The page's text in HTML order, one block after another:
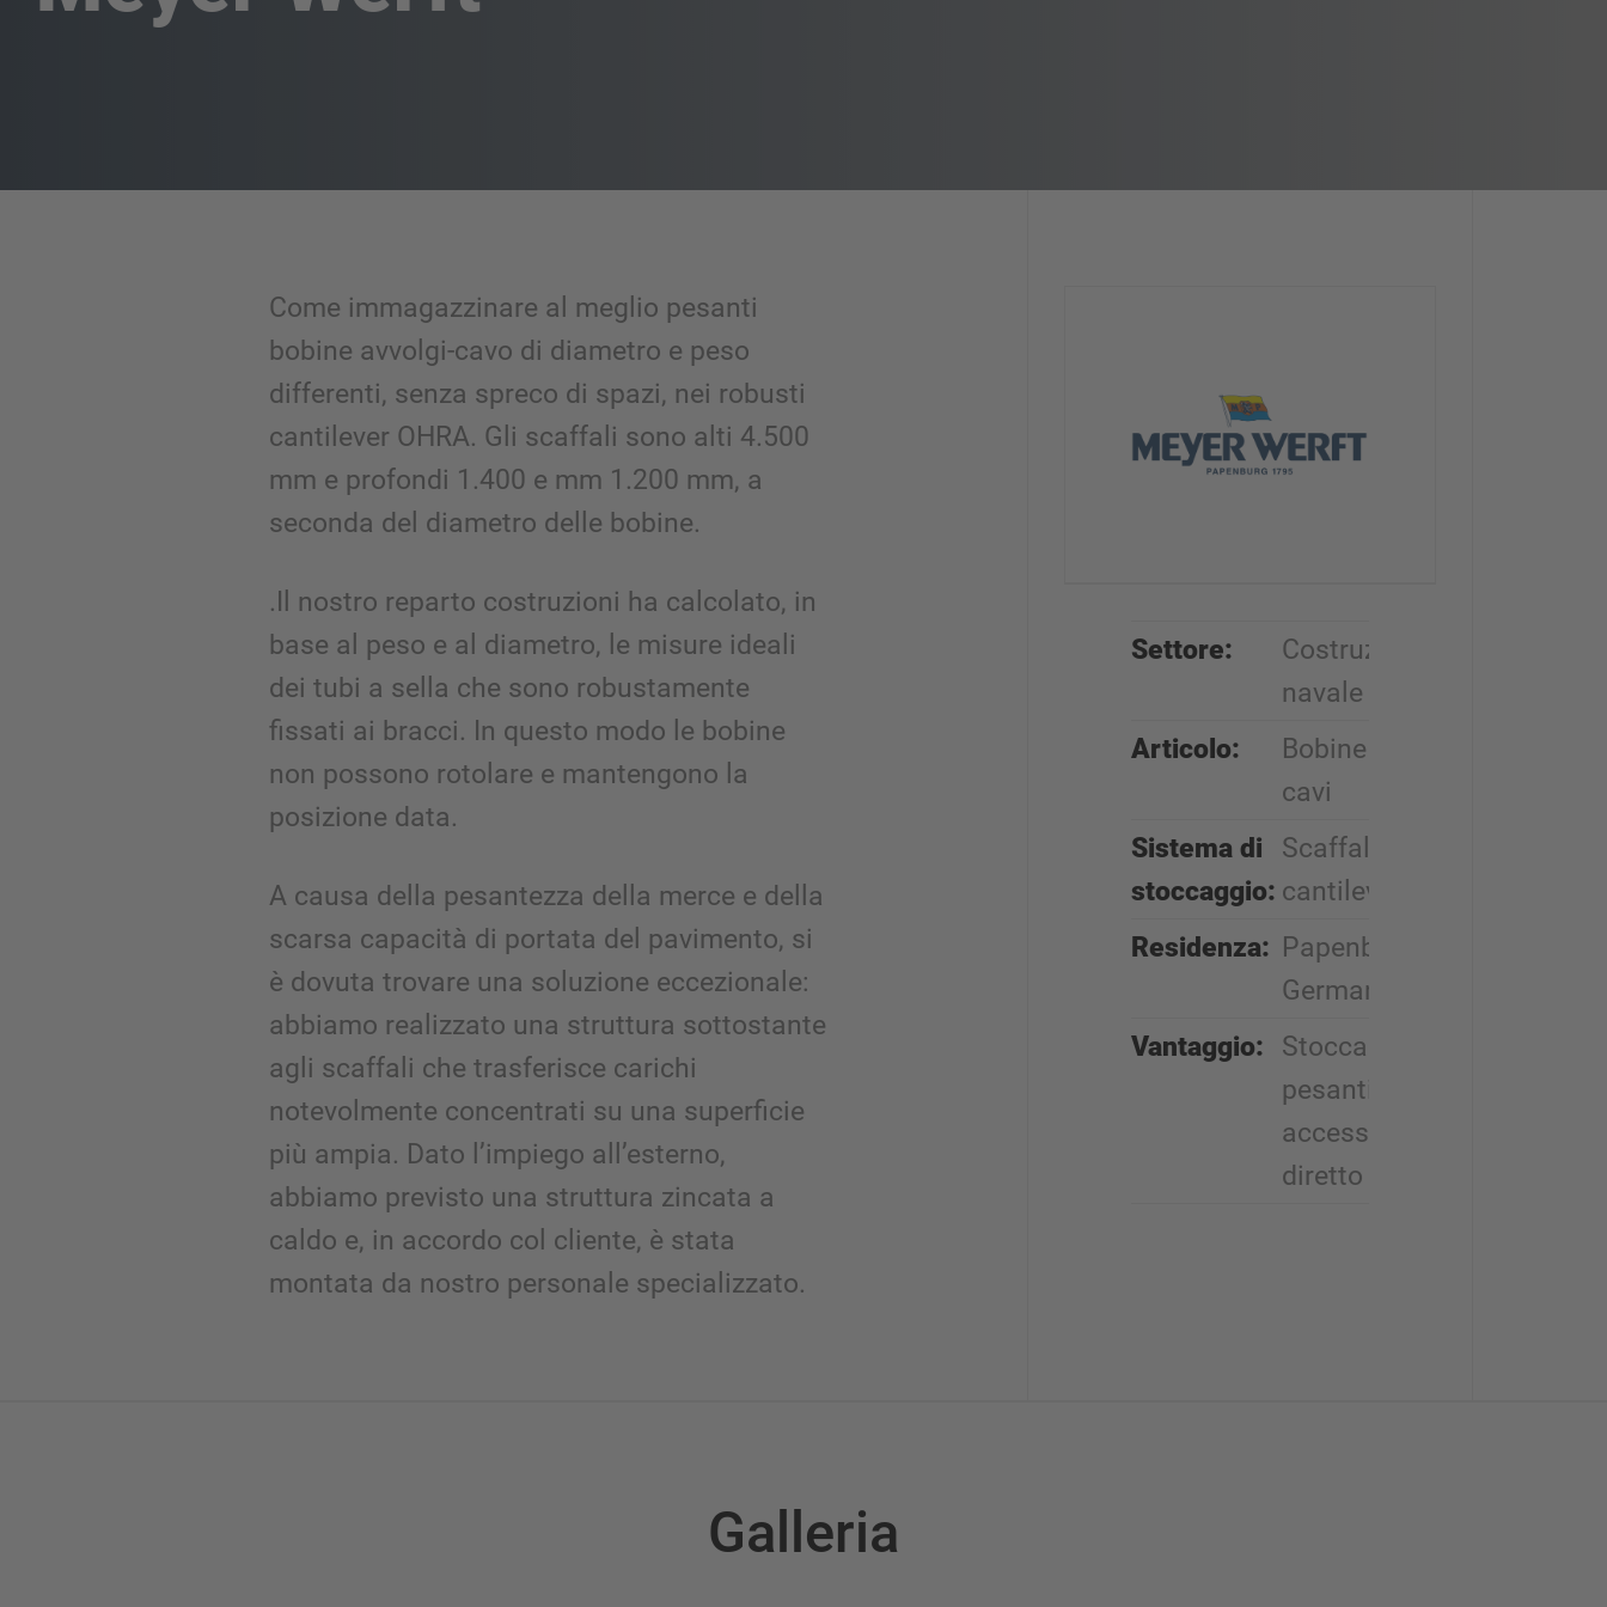
Come immagazzinare al meglio pesanti
bobine avvolgi-cavo di diametro e peso
differenti, senza spreco di spazi, nei robusti
cantilever OHRA. Gli scaffali sono alti 4.500
mm e profondi 1.400 e mm 1.200 mm, a
seconda del diametro delle bobine.
.Il nostro reparto costruzioni ha calcolato, in
base al peso e al diametro, le misure ideali
dei tubi a sella che sono robustamente
fissati ai bracci. In questo modo le bobine
non possono rotolare e mantengono la
posizione data.
A causa della pesantezza della merce e della
scarsa capacità di portata del pavimento, si
è dovuta trovare una soluzione eccezionale:
abbiamo realizzato una struttura sottostante
agli scaffali che trasferisce carichi
notevolmente concentrati su una superficie
più ampia. Dato l’impiego all’esterno,
abbiamo previsto una struttura zincata a
caldo e, in accordo col cliente, è stata
montata da nostro personale specializzato.
Settore:
Costruzione
navale
Articolo:
Bobine per
cavi
Sistema di
stoccaggio:
Scaffalature
cantilever
Residenza: Papenburg,
Germania
Vantaggio:
Stoccaggio
pesanti con
accesso
diretto
Galleria